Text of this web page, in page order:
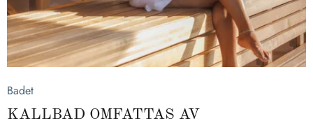
Badet
KALLBAD OMFATTAS AV